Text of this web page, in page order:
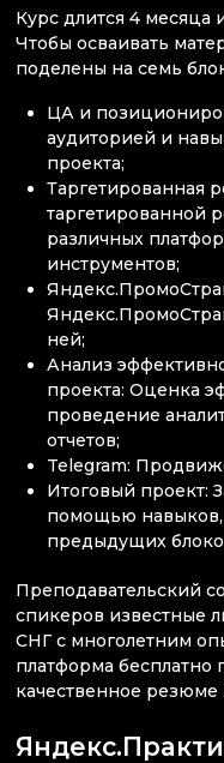
Курс длится 4 месяца
Чтобы осваивать
поделены на семь
ЦА и
аудиторией и
проекта;
Таргетированная
таргетированной
различных
инструментов;
ней;
Анализ
проекта: Оценка
проведение
отчетов;
Telegram:
Итоговый проект:
помощью навыков,
предыдущих
Преподавательский
спикеров известные
СНГ с многолетним
платформа бесплатно
качественное резюме